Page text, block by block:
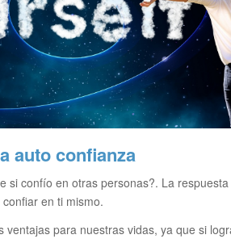
auto confianza
si confío en otras personas?. La
en ti mismo.
ventajas para nuestras vidas, ya que si